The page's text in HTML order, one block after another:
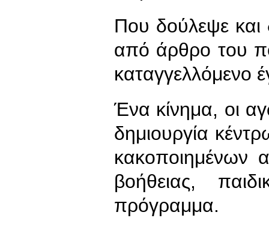
Που δούλεψε και
από άρθρο του
καταγγελλόμενο
Ένα κίνημα, οι
δημιουργία
κακοποιημένων
βοήθειας,
πρόγραμμα.